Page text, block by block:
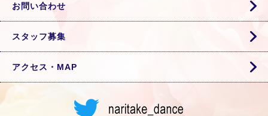
お問い合わせ
スタッフ募集
アクセス・MAP